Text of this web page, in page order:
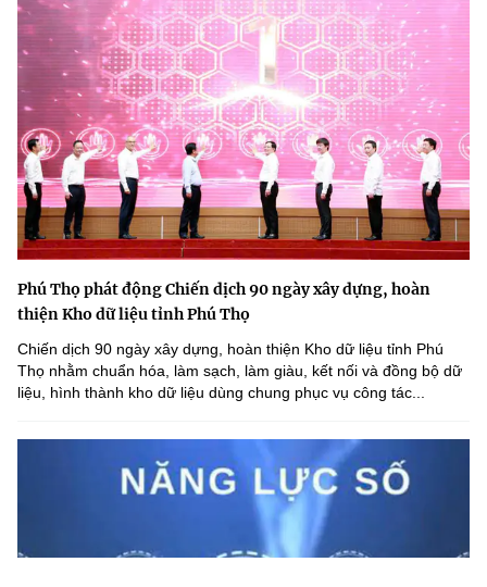
Phú Thọ phát động Chiến dịch 90 ngày xây dựng, hoàn
thiện Kho dữ liệu tỉnh Phú Thọ
Chiến dịch 90 ngày xây dựng, hoàn thiện Kho dữ liệu tỉnh Phú
Thọ nhằm chuẩn hóa, làm sạch, làm giàu, kết nối và đồng bộ dữ
liệu, hình thành kho dữ liệu dùng chung phục vụ công tác...